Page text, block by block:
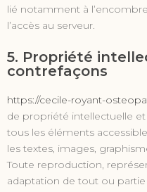
lié notamment à
l’accès au serveur.
5. Propriété
contrefaçons
https://cecile-royant-
de propriété intellectuelle
tous les éléments
les textes, images,
Toute reproduction,
adaptation de tout ou